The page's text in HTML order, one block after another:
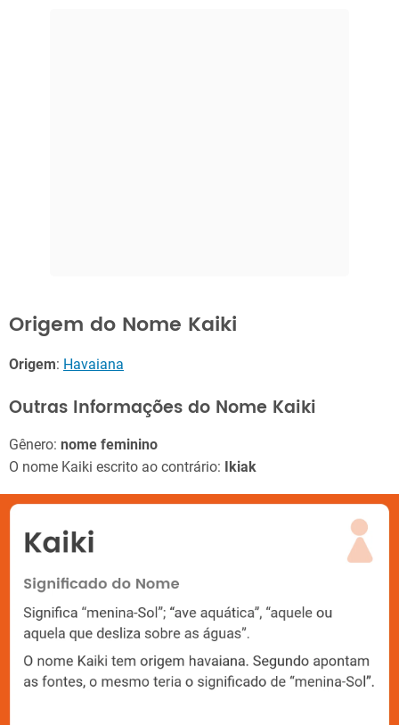
Origem do Nome Kaiki
Origem: Havaiana
Outras Informações do Nome Kaiki
Gênero: nome feminino
O nome Kaiki escrito ao contrário:
Ikiak